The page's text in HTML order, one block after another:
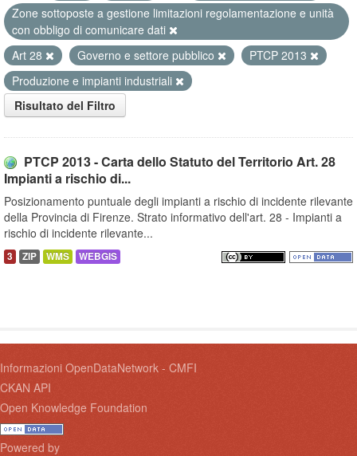
Zone sottoposte a gestione limitazioni regolamentazione e unità
con obbligo di comunicare dati
Art 28
Governo e settore pubblico
PTCP 2013
Produzione e impianti industriali
Risultato del Filtro
PTCP 2013 - Carta dello Statuto del Territorio Art. 28
Impianti a rischio di...
Posizionamento puntuale degli impianti a rischio di incidente rilevante
della Provincia di Firenze. Strato informativo dell'art. 28 - Impianti a
rischio di incidente rilevante...
3 ZIP WMS WEBGIS
Informazioni OpenDataNetwork - CMFI
CKAN API
Open Knowledge Foundation
Powered by